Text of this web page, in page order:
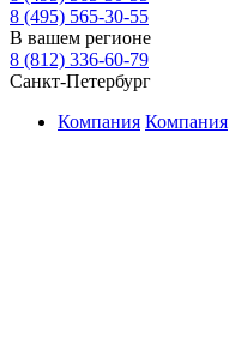
8 (495) 565-30-55
В вашем регионе
8 (812) 336-60-79
Санкт-Петербург
Компания Компания